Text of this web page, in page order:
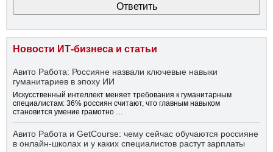
Новости ИТ-бизнеса и статьи
Авито Работа: Россияне назвали ключевые навыки
гуманитариев в эпоху ИИ
Искусственный интеллект меняет требования к гуманитарным
специалистам: 36% россиян считают, что главным навыком
становится умение грамотно …
Авито Работа и GetCourse: чему сейчас обучаются россияне
в онлайн-школах и у каких специалистов растут зарплаты